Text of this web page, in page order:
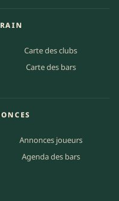
Carte des clubs
Carte des bars
Annonces joueurs
Agenda des bars